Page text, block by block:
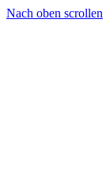
Nach oben scrollen